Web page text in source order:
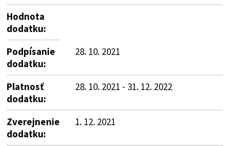
Hodnota
dodatku:
Podpísanie
dodatku:
28. 10. 2021
Platnosť
dodatku:
28. 10. 2021 - 31. 12. 2022
Zverejnenie
dodatku:
1. 12. 2021